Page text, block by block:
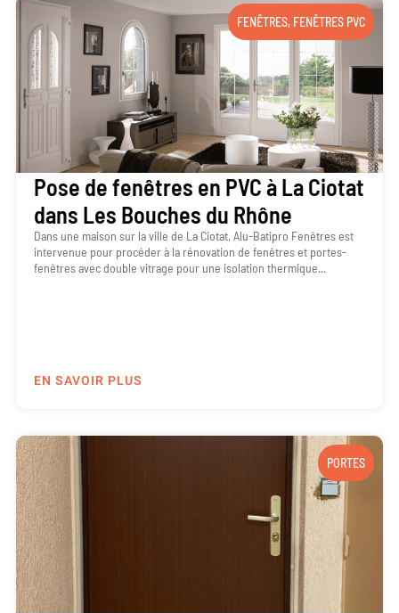
FENÊTRES, FENÊTRES PVC
Pose de fenêtres en PVC à La Ciotat
dans Les Bouches du Rhône
Dans une maison sur la ville de La Ciotat, Alu-Batipro Fenêtres est
intervenue pour procéder à la rénovation de fenêtres et portes-
fenêtres avec double vitrage pour une isolation thermique...
EN SAVOIR PLUS
PORTES